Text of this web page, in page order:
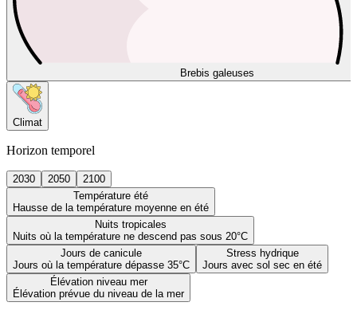
Brebis galeuses
Climat
Horizon temporel
2030 2050
2100
Température été
Hausse de la température moyenne en été
Nuits tropicales
Nuits où la température ne descend pas sous 20°C
Jours de canicule
Jours où la température dépasse 35°C
Stress hydrique
Jours avec sol sec en été
Élévation niveau mer
Élévation prévue du niveau de la mer